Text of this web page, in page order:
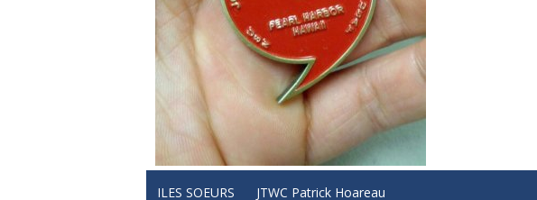
ILES SOEURS JTWC Patrick Hoareau